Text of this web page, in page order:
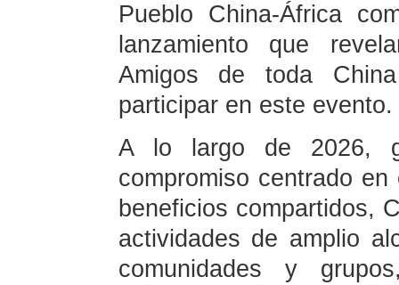
Pueblo China-África
lanzamiento que
Amigos de toda
participar en este evento.
A lo largo de 2026,
compromiso centrado
beneficios compartidos,
actividades de amplio
comunidades y